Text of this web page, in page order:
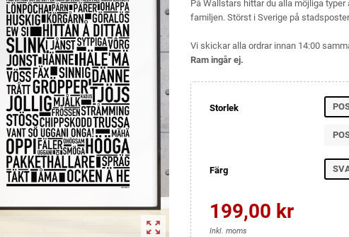
zoom_out_map
På Wallstars hittar du alla möjliga
familjen. Störst i Sverige på
Vi skickar alla ordrar innan 14:00
Ram ingår ej.
Storlek
Färg
199,00 kr
Inkl. moms